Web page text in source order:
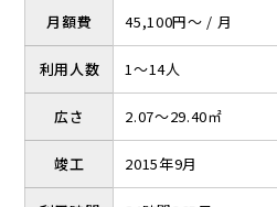
月額費 45,100円～ / 月
利用人数 1～14人
広さ 2.07～29.40㎡
竣工 2015年9月